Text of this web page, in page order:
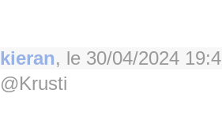
kieran, le 30/04/2024
@Krusti